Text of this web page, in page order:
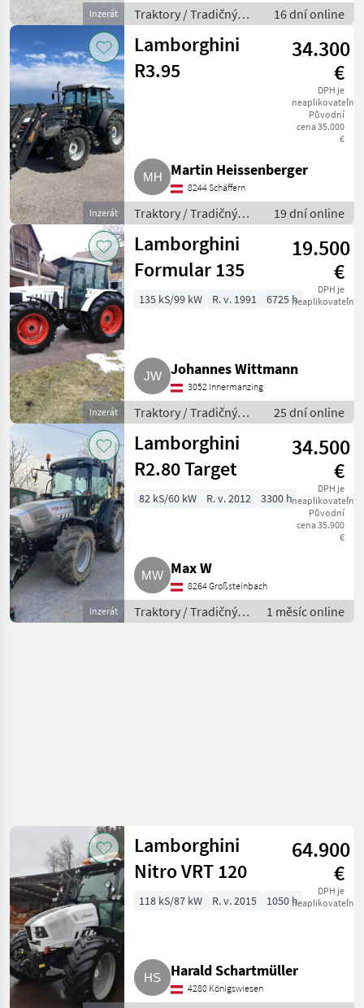
Inzerát
Traktory / Tradičný
traktor
16 dní online
Inzerát
Lamborghini
R3.95
34.300
€
DPH je
neaplikovateľné
Původní
cena 35.000
€
Martin Heissenberger
8244 Schäffern
Traktory / Tradičný
traktor
19 dní online
Inzerát
Lamborghini
Formular 135
19.500
€
DPH je
neaplikovateľné
135 kS/99 kW R. v. 1991 6725 h
Johannes Wittmann
3052 Innermanzing
Traktory / Tradičný
traktor
25 dní online
Inzerát
Lamborghini
R2.80 Target
34.500
€
DPH je
neaplikovateľné
Původní
cena 35.900
€
82 kS/60 kW R. v. 2012 3300 h
Max W
8264 Großsteinbach
Traktory / Tradičný
traktor
1 měsíc online
Lamborghini
Nitro VRT 120
64.900
€
DPH je
neaplikovateľné
118 kS/87 kW R. v. 2015 1050 h
Harald Schartmüller
4280 Königswiesen